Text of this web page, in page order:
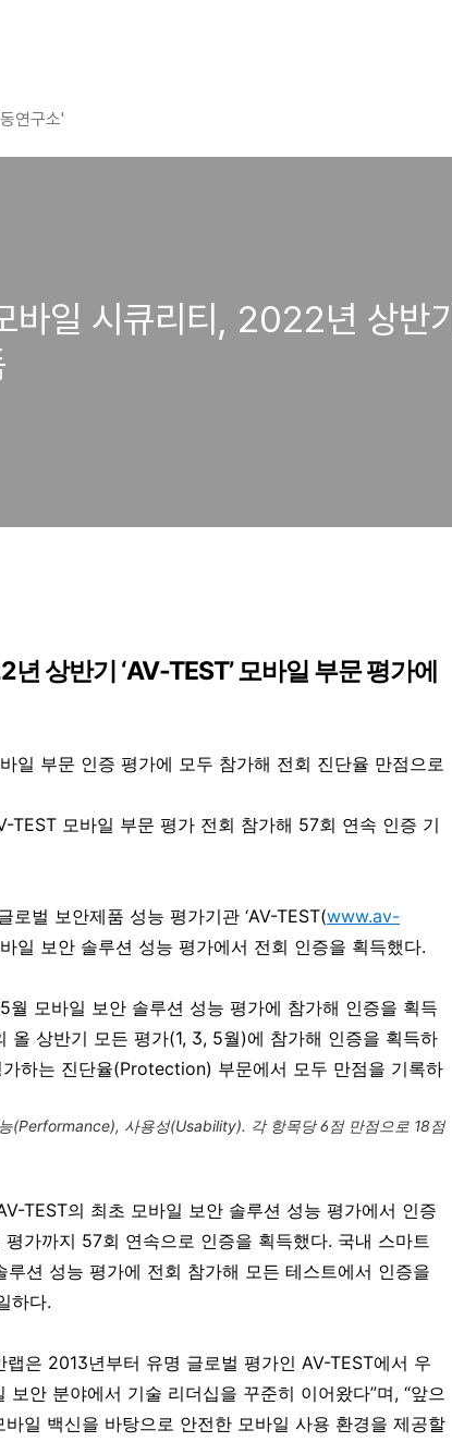
연구소'
일 시큐리티, 2022년 상반
상반기 ‘AV-TEST’ 모바일 부문 평가에
일 부문 인증 평가에 모두 참가해 전회 진단율 만점으로
TEST 모바일 부문 평가 전회 참가해 57회 연속 인증 기
로벌 보안제품 성능 평가기관 ‘AV-TEST(www.av-
일 보안 솔루션 성능 평가에서 전회 인증을 획득했다.
모바일 보안 솔루션 성능 평가에 참가해 인증을 획득
올 상반기 모든 평가(1, 3, 5월)에 참가해 인증을 획득하
하는 진단율(Protection) 부문에서 모두 만점을 기록하
(Performance), 사용성(Usability). 각 항목당 6점 만점으로 18점
TEST의 최초 모바일 보안 솔루션 성능 평가에서 인증
가까지 57회 연속으로 인증을 획득했다. 국내 스마트
션 성능 평가에 전회 참가해 모든 테스트에서 인증을
하다.
은 2013년부터 유명 글로벌 평가인 AV-TEST에서 우
안 분야에서 기술 리더십을 꾸준히 이어왔다”며, “앞으
일 백신을 바탕으로 안전한 모바일 사용 환경을 제공할